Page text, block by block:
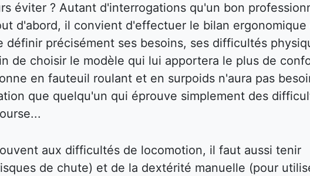
éviter ? Autant d'interrogations qu'un bon
d'abord, il convient d'effectuer le bilan ergonomique
définir précisément ses besoins, ses difficultés
de choisir le modèle qui lui apportera le plus de
en fauteuil roulant et en surpoids n'aura pas
que quelqu'un qui éprouve simplement des
aux difficultés de locomotion, il faut aussi tenir
de chute) et de la dextérité manuelle (pour